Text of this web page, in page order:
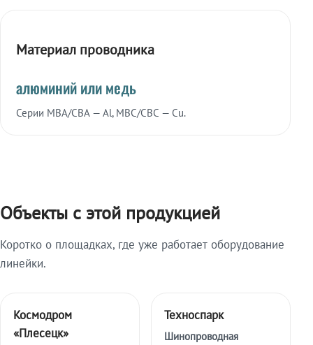
Материал проводника
алюминий или медь
Серии МВА/СВА — Al, МВС/СВС — Cu.
Объекты с этой продукцией
Коротко о площадках, где уже работает оборудование
линейки.
Космодром
«Плесецк»
Техноспарк
Шинопроводная